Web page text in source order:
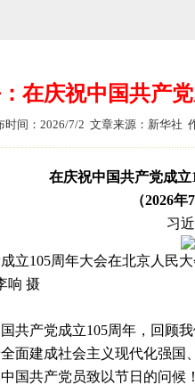
在庆祝中国共产
时间：2026/7/2 文章来源：新华社
在庆祝中国共产党成
（2026年
习
立105周年大会在北京人民
响 摄
产党成立105周年，回顾
面建成社会主义现代化强国
共产党员致以节日的问候